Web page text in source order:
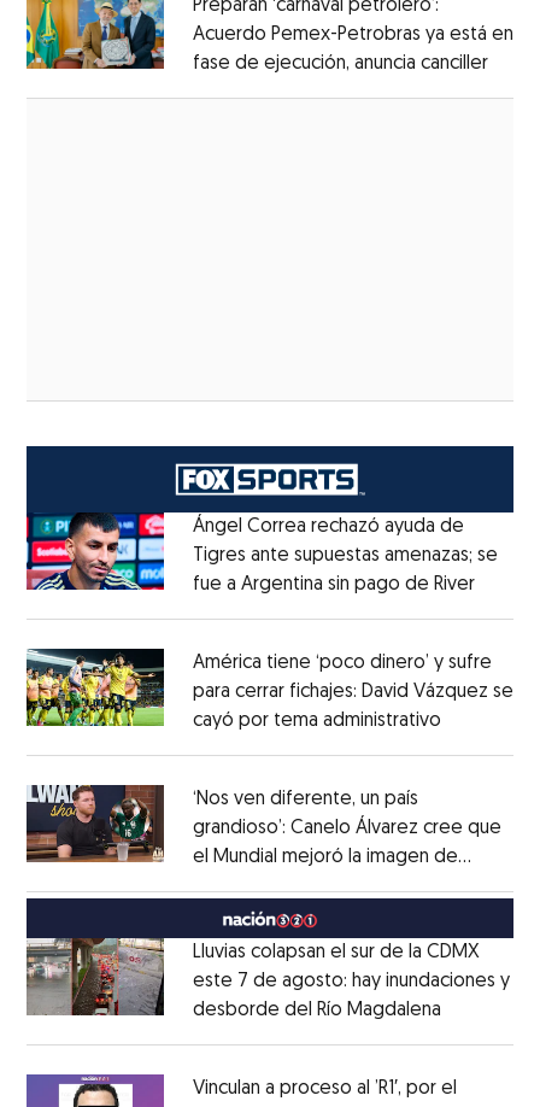
Preparan ‘carnaval petrolero’:
Acuerdo Pemex-Petrobras ya está en
fase de ejecución, anuncia canciller
Ángel Correa rechazó ayuda de
Tigres ante supuestas amenazas; se
fue a Argentina sin pago de RiverOpens
América tiene ‘poco dinero’ y sufre
para cerrar fichajes: David Vázquez se
cayó por tema administrativo
‘Nos ven diferente, un país
grandioso’: Canelo Álvarez cree que
el Mundial mejoró la imagen de
MéxicoOpens in new window
Lluvias colapsan el sur de la CDMX
este 7 de agosto: hay inundaciones y
desborde del Río Magdalena
Vinculan a proceso al ’R1′, por el